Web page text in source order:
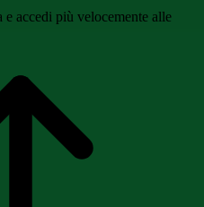
accedi più velocemente alle